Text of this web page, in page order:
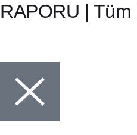
RAPORU | Tüm